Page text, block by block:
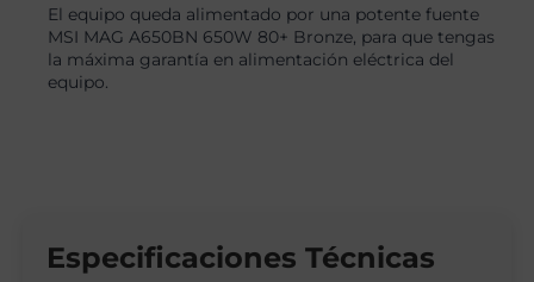
El equipo queda alimentado por una potente fuente
MSI MAG A650BN 650W 80+ Bronze, para que tengas
la máxima garantía en alimentación eléctrica del
equipo.
Especificaciones Técnicas